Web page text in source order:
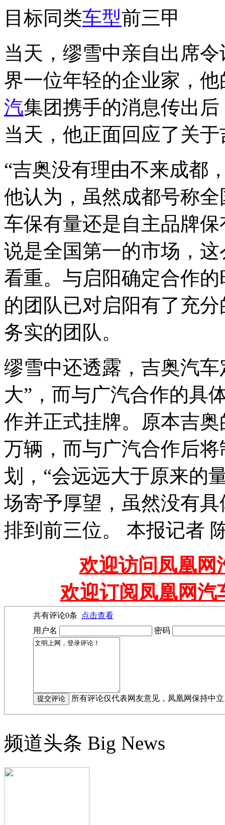
目标同类车型前三甲
当天，缪雪中亲自出席
界一位年轻的企业家，
汽集团携手的消息传出
当天，他正面回应了关
“吉奥没有理由不来成都
他认为，虽然成都号称
车保有量还是自主品牌
说是全国第一的市场，
看重。与启阳确定合作
的团队已对启阳有了充
务实的团队。
缪雪中还透露，吉奥汽
大”，而与广汽合作的具
作并正式挂牌。原本吉
万辆，而与广汽合作后
划，“会远远大于原来的
场寄予厚望，虽然没有
排到前三位。 本报记者
欢迎访问凤凰网
欢迎订阅凤凰网汽
共有评论0条
点击查看
用户名
密码
所有评论仅代表网友意见，凤凰网保持中
频道头条 Big News